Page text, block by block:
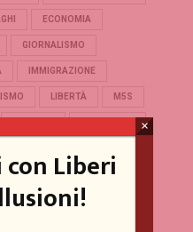
ECONOMIA
GIORNALISMO
IMMIGRAZIONE
LIBERTÀ M5S
STORIA TERRORISMO
UE
Liberi
×